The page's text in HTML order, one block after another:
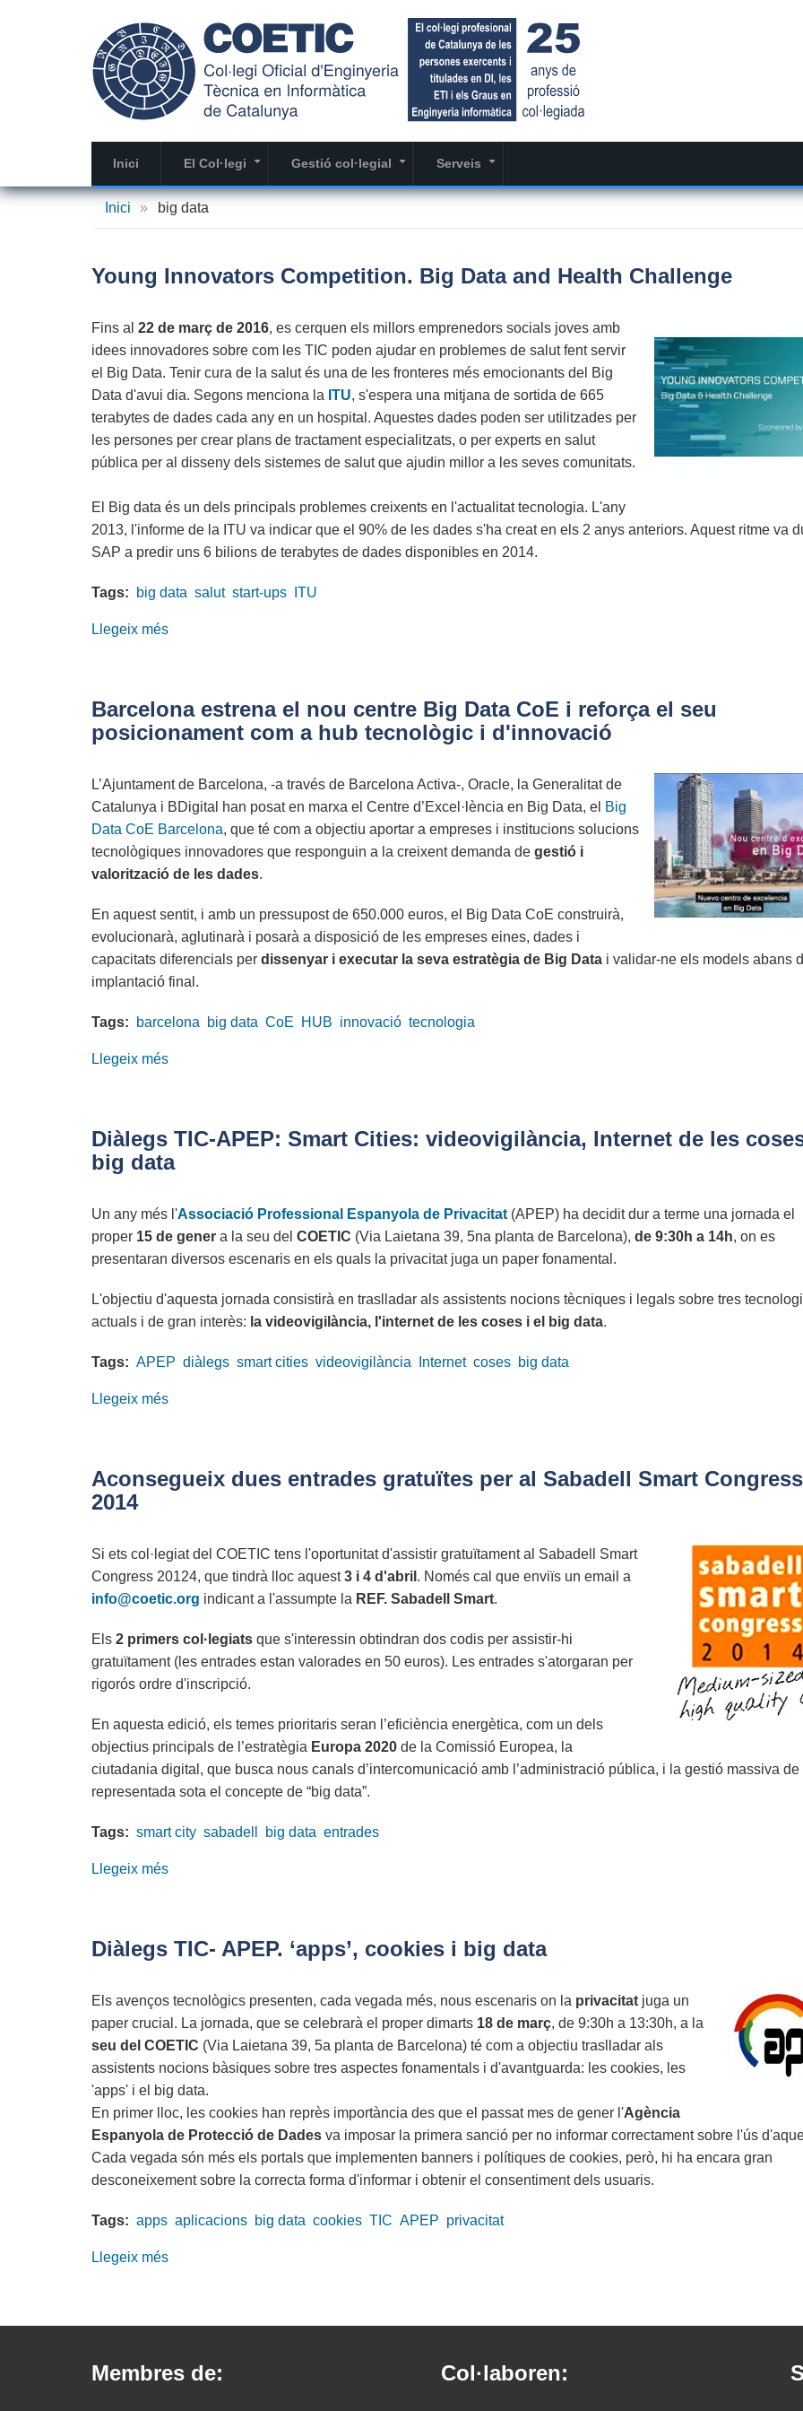
Inici El Col·legi Gestió col·legial Serveis
Inici » big data
Young Innovators Competition. Big Data and Health Challenge
Fins al 22 de març de 2016, es cerquen els millors emprenedors socials joves amb
idees innovadores sobre com les TIC poden ajudar en problemes de salut fent servir
el Big Data. Tenir cura de la salut és una de les fronteres més emocionants del Big
Data d'avui dia. Segons menciona la ITU, s'espera una mitjana de sortida de 665
terabytes de dades cada any en un hospital. Aquestes dades poden ser utilitzades per
les persones per crear plans de tractament especialitzats, o per experts en salut
pública per al disseny dels sistemes de salut que ajudin millor a les seves comunitats.
El Big data és un dels principals problemes creixents en l'actualitat tecnologia. L'any
2013, l'informe de la ITU va indicar que el 90% de les dades s'ha creat en els 2 anys anteriors. Aquest ritme va
SAP a predir uns 6 bilions de terabytes de dades disponibles en 2014.
Tags: big data salut start-ups ITU
Llegeix més
Big
Data
Health
Challenge
Barcelona estrena el nou centre Big Data CoE i reforça el seu
posicionament com a hub tecnològic i d'innovació
L’Ajuntament de Barcelona, -a través de Barcelona Activa-, Oracle, la Generalitat de
Catalunya i BDigital han posat en marxa el Centre d’Excel·lència en Big Data, el Big
Data CoE Barcelona, que té com a objectiu aportar a empreses i institucions solucions
tecnològiques innovadores que responguin a la creixent demanda de gestió i
valorització de les dades.
En aquest sentit, i amb un pressupost de 650.000 euros, el Big Data CoE construirà,
evolucionarà, aglutinarà i posarà a disposició de les empreses eines, dades i
capacitats diferencials per dissenyar i executar la seva estratègia de Big Data i validar-ne els models abans
implantació final.
Tags: barcelona big data CoE HUB innovació tecnologia
Llegeix més
nou
centre
Data
CoE
i
el
seu
d'innovació
Diàlegs TIC-APEP: Smart Cities: videovigilància, Internet de les
big data
Un any més l'Associació Professional Espanyola de Privacitat(APEP) ha decidit dur a terme una jornada el
proper 15 de gener a la seu del COETIC (Via Laietana 39, 5na planta de Barcelona), de 9:30h a 14h, on es
presentaran diversos escenaris en els quals la privacitat juga un paper fonamental.
L'objectiu d'aquesta jornada consistirà en traslladar als assistents nocions tècniques i legals sobre tres
actuals i de gran interès: la videovigilància, l'internet de les coses i el big data.
Tags: APEP diàlegs smart cities videovigilància Internet coses big data
Llegeix més
Smart
Internet
de
les
i
big
data
Aconsegueix dues entrades gratuïtes per al Sabadell Smart Congress
2014
Si ets col·legiat del COETIC tens l'oportunitat d'assistir gratuïtament al Sabadell Smart
Congress 20124, que tindrà lloc aquest3 i 4 d'abril . Només cal que enviïs un email a
info@coetic.org indicant a l'assumpte la REF. Sabadell Smart.
Els 2 primers col·legiats que s'interessin obtindran dos codis per assistir-hi
gratuïtament (les entrades estan valorades en 50 euros). Les entrades s'atorgaran per
rigorós ordre d'inscripció.
En aquesta edició, els temes prioritaris seran l’eficiència energètica, com un dels
objectius principals de l’estratègia Europa 2020 de la Comissió Europea, la
ciutadania digital, que busca nous canals d’intercomunicació amb l’administració pública, i la gestió massiva de
representada sota el concepte de “big data”.
Tags: smart city sabadell big data entrades
Llegeix més
gratuïtes
al
Sabadell
Smart
Congress
2014
Diàlegs TIC- APEP. ‘apps’, cookies i big data
Els avenços tecnològics presenten, cada vegada més, nous escenaris on la privacitat juga un
paper crucial. La jornada, que se celebrarà el proper dimarts 18 de març, de 9:30h a 13:30h, a la
seu del COETIC (Via Laietana 39, 5a planta de Barcelona) té com a objectiu traslladar als
assistents nocions bàsiques sobre tres aspectes fonamentals i d'avantguarda: les cookies, les
'apps' i el big data.
En primer lloc, les cookies han reprès importància des que el passat mes de gener l'Agència
Espanyola de Protecció de Dades va imposar la primera sanció per no informar correctament sobre l'ús
Cada vegada són més els portals que implementen banners i polítiques de cookies, però, hi ha encara gran
desconeixement sobre la correcta forma d'informar i obtenir el consentiment dels usuaris.
Tags: apps aplicacions big data cookies TIC APEP privacitat
Llegeix més
APEP.
cookies
Membres de: Col·laboren: